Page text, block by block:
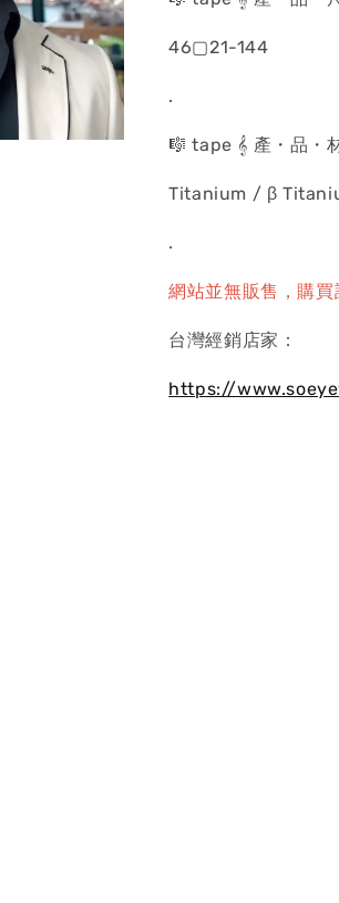
46▢21-144
.
🎼 tape 𝄞 產・品・
Titanium / β
.
網站並無販售，購
台灣經銷店家：
https://